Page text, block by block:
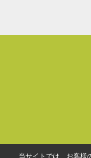
当サイトでは、お客様